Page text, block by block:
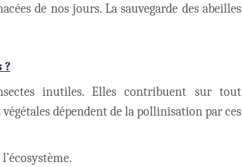
de nos jours. La sauvegarde des abeilles
?
inutiles. Elles contribuent sur tout
végétales dépendent de la pollinisation par ces